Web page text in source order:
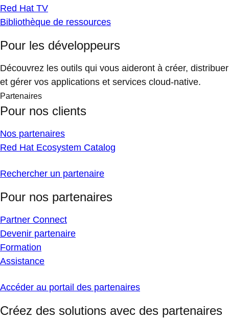
Red Hat TV
Bibliothèque de ressources
Pour les développeurs
Découvrez les outils qui vous aideront à créer, distribuer
et gérer vos applications et services cloud-native.
Partenaires
Pour nos clients
Nos partenaires
Red Hat Ecosystem Catalog
Rechercher un partenaire
Pour nos partenaires
Partner Connect
Devenir partenaire
Formation
Assistance
Accéder au portail des partenaires
Créez des solutions avec des partenaires